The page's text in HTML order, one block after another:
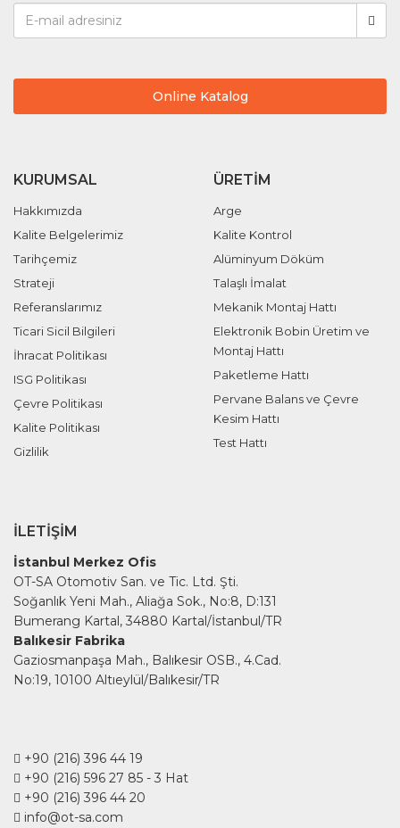
Online Katalog
KURUMSAL
Hakkımızda
Kalite Belgelerimiz
Tarihçemiz
Strateji
Referanslarımız
Ticari Sicil Bilgileri
İhracat Politikası
ISG Politikası
Çevre Politikası
Kalite Politikası
Gizlilik
ÜRETIM
Arge
Kalite Kontrol
Alüminyum Döküm
Talaşlı İmalat
Mekanik Montaj Hattı
Elektronik Bobin Üretim ve
Montaj Hattı
Paketleme Hattı
Pervane Balans ve Çevre
Kesim Hattı
Test Hattı
İLETIŞIM
İstanbul Merkez Ofis
OT-SA Otomotiv San. ve Tic. Ltd. Şti.
Soğanlık Yeni Mah., Aliağa Sok., No:8, D:131
Bumerang Kartal, 34880 Kartal/İstanbul/TR
Balıkesir Fabrika
Gaziosmanpaşa Mah., Balıkesir OSB., 4.Cad.
No:19, 10100 Altıeylül/Balıkesir/TR
+90 (216) 396 44 19
+90 (216) 596 27 85 - 3 Hat
+90 (216) 396 44 20
info@ot-sa.com